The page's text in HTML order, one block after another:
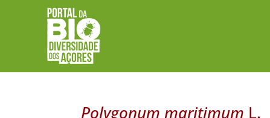
Polygonum maritimum L.